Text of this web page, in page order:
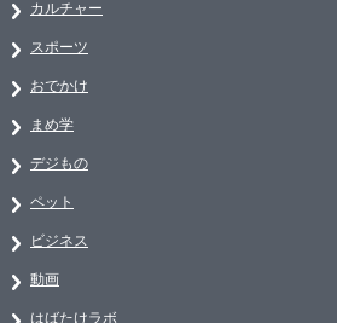
カルチャー
スポーツ
おでかけ
まめ学
デジもの
ペット
ビジネス
動画
はばたけラボ